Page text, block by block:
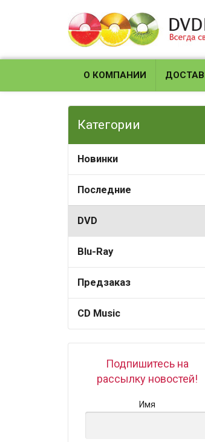
О КОМПАНИИ
Категории
Новинки
Последние
DVD
Blu-Ray
Предзаказ
CD Music
Подпишитесь на
рассылку новостей!
Имя